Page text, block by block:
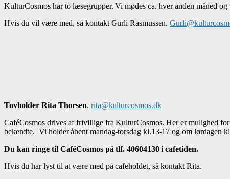
KulturCosmos har to læsegrupper. Vi mødes ca. hver anden måned
Hvis du vil være med, så kontakt Gurli Rasmussen.
Tovholder Rita Thorsen. rita@kulturcosmos.dk
CaféCosmos drives af frivillige fra KulturCosmos. Her er mulighed
bekendte. Vi holder åbent mandag-torsdag kl.13-17 og om lørdagen
Du kan ringe til CaféCosmos på tlf. 40604130 i cafetiden.
Hvis du har lyst til at være med på cafeholdet, så kontakt Rita.